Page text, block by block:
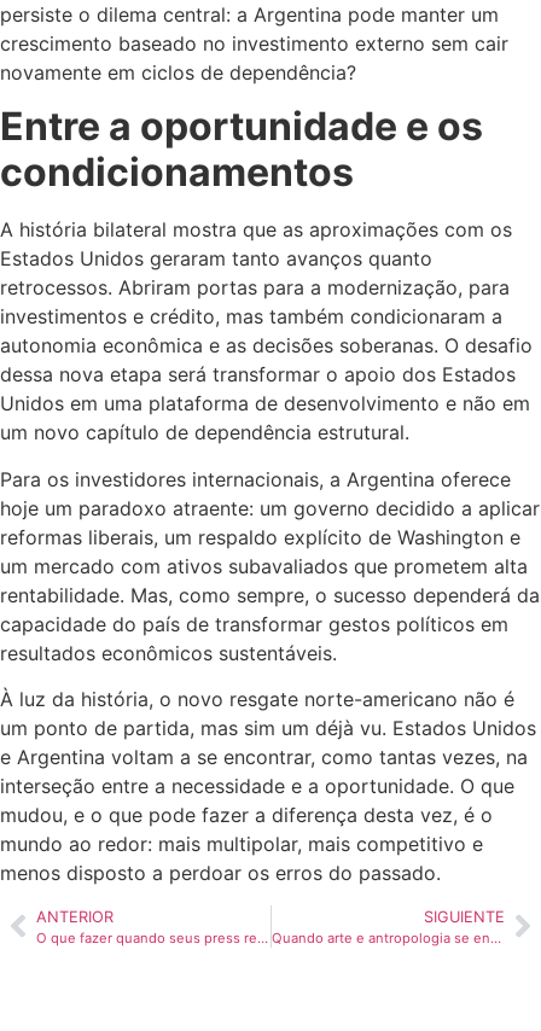
persiste o dilema central: a Argentina pode manter um
crescimento baseado no investimento externo sem cair
novamente em ciclos de dependência?
Entre a oportunidade e os
condicionamentos
A história bilateral mostra que as aproximações com os
Estados Unidos geraram tanto avanços quanto
retrocessos. Abriram portas para a modernização, para
investimentos e crédito, mas também condicionaram a
autonomia econômica e as decisões soberanas. O desafio
dessa nova etapa será transformar o apoio dos Estados
Unidos em uma plataforma de desenvolvimento e não em
um novo capítulo de dependência estrutural.
Para os investidores internacionais, a Argentina oferece
hoje um paradoxo atraente: um governo decidido a aplicar
reformas liberais, um respaldo explícito de Washington e
um mercado com ativos subavaliados que prometem alta
rentabilidade. Mas, como sempre, o sucesso dependerá da
capacidade do país de transformar gestos políticos em
resultados econômicos sustentáveis.
À luz da história, o novo resgate norte-americano não é
um ponto de partida, mas sim um déjà vu. Estados Unidos
e Argentina voltam a se encontrar, como tantas vezes, na
interseção entre a necessidade e a oportunidade. O que
mudou, e o que pode fazer a diferença desta vez, é o
mundo ao redor: mais multipolar, mais competitivo e
menos disposto a perdoar os erros do passado.
ANTERIOR
O que fazer quando seus press releases não geram impacto?
SIGUIENTE
Quando arte e antropologia se encontram no ativismo digital